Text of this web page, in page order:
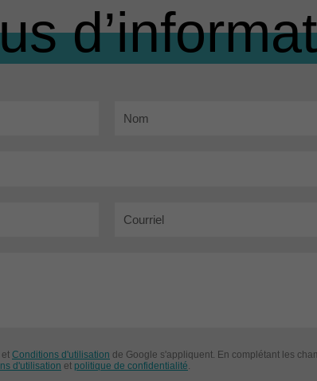
et Conditions d'utilisation de Google s'appliquent. En complétant les
d'utilisation et politique de confidentialité.